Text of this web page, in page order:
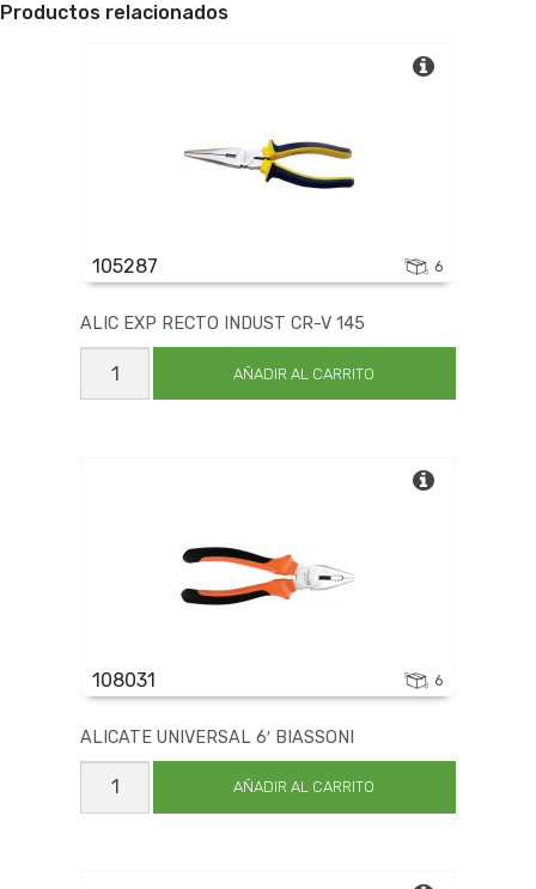
Productos relacionados
105287 6
ALIC EXP RECTO INDUST CR-V 145
ALIC
EXP
RECTO
AÑADIR AL CARRITO
108031 6
ALICATE UNIVERSAL 6′ BIASSONI
ALICATE
UNIVERSAL
6'
AÑADIR AL CARRITO